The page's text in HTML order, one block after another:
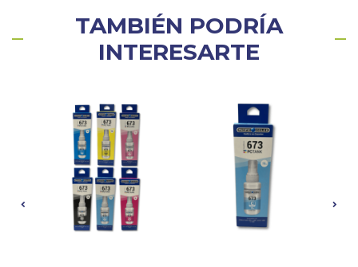
TAMBIÉN PODRÍA
INTERESARTE